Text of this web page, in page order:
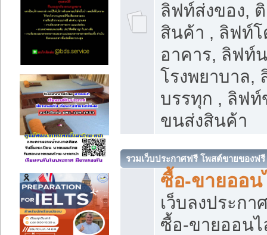
ลิฟท์ส่งของ,
สินค้า , ลิฟท์
อาคาร, ลิฟท์
โรงพยาบาล,
บรรทุก , ลิฟ
ขนส่งสินค้า
รวมเว็บประกาศฟรี โพสต์ขายของฟรี
ซื้อ-ขายออน
เว็บลงประก
ซื้อ-ขายออน